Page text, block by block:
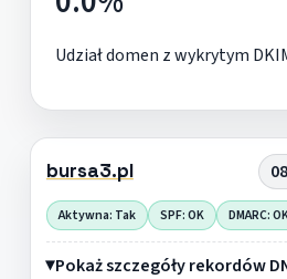
Udział domen z wykrytym
bursa3.pl
Aktywna: Tak SPF: OK DMARC:
Pokaż szczegóły rekordów